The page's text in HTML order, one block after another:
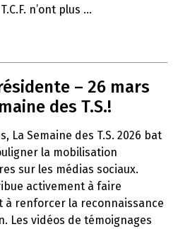
n’ont plus ...
– 26 mars
des T.S.!
La Semaine des T.S. 2026 bat
la mobilisation
sur les médias sociaux.
activement à faire
renforcer la reconnaissance
Les vidéos de témoignages